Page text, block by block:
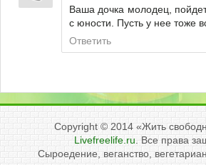
Ваша дочка молодец,
с юности. Пусть у нее тоже
Ответить
Copyright © 2014 «Жить
Livefreelife.ru . Все права
Сыроедение, веганство,